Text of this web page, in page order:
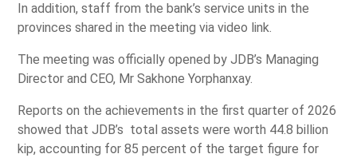
In addition, staff from the bank’s service units in the
provinces shared in the meeting via video link.
The meeting was officially opened by JDB’s Managing
Director and CEO, Mr Sakhone Yorphanxay.
Reports on the achievements in the first quarter of 2026
showed that JDB’s total assets were worth 44.8 billion
kip, accounting for 85 percent of the target figure for